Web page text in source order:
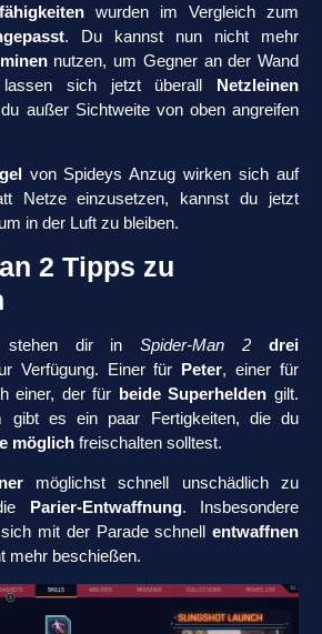
wurden im Vergleich zum
. Du kannst nun nicht mehr
nutzen, um Gegner an der Wand
sich jetzt überall
Netzleinen
außer Sichtweite von oben angreifen
von Spideys Anzug wirken sich auf
Netze einzusetzen, kannst du jetzt
in der Luft zu bleiben.
2 Tipps zu
stehen dir inSpider-Man 2
drei
Verfügung. Einer für Peter, einer für
einer, der für beide Superhelden gilt.
gibt es ein paar Fertigkeiten, die du
möglich freischalten solltest.
möglichst schnell unschädlich zu
Parier-Entwaffnung. Insbesondere
mit der Parade schnell entwaffnen
mehr beschießen.